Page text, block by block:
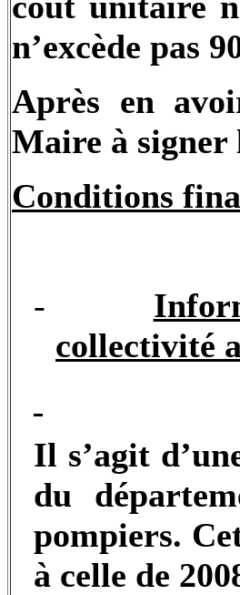
n’excède pas
Après en
Maire à signer
Conditions
-
collectivité
Il s’agit
du
pompiers.
à celle de